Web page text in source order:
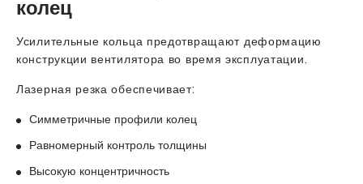
колец
Усилительные кольца предотвращают деформацию
конструкции вентилятора во время эксплуатации.
Лазерная резка обеспечивает:
Симметричные профили колец
Равномерный контроль толщины
Высокую концентричность